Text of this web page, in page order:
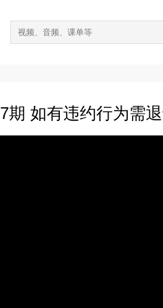
期 如有违约行为需